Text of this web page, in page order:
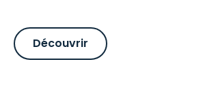
Découvrir